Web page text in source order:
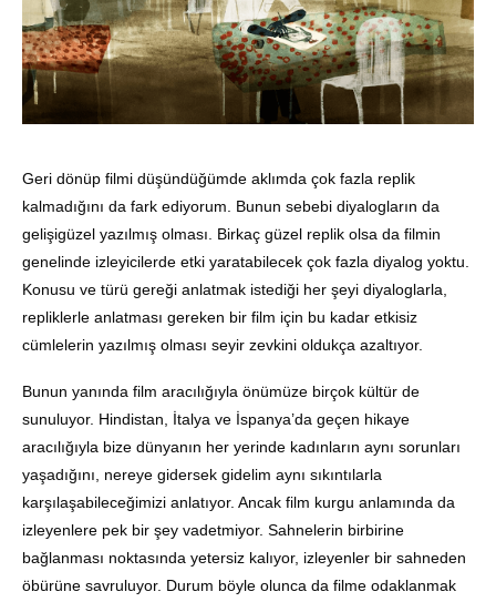
Geri dönüp filmi düşündüğümde aklımda çok fazla replik
kalmadığını da fark ediyorum. Bunun sebebi diyalogların da
gelişigüzel yazılmış olması. Birkaç güzel replik olsa da filmin
genelinde izleyicilerde etki yaratabilecek çok fazla diyalog yoktu.
Konusu ve türü gereği anlatmak istediği her şeyi diyaloglarla,
repliklerle anlatması gereken bir film için bu kadar etkisiz
cümlelerin yazılmış olması seyir zevkini oldukça azaltıyor.
Bunun yanında film aracılığıyla önümüze birçok kültür de
sunuluyor. Hindistan, İtalya ve İspanya’da geçen hikaye
aracılığıyla bize dünyanın her yerinde kadınların aynı sorunları
yaşadığını, nereye gidersek gidelim aynı sıkıntılarla
karşılaşabileceğimizi anlatıyor. Ancak film kurgu anlamında da
izleyenlere pek bir şey vadetmiyor. Sahnelerin birbirine
bağlanması noktasında yetersiz kalıyor, izleyenler bir sahneden
öbürüne savruluyor. Durum böyle olunca da filme odaklanmak